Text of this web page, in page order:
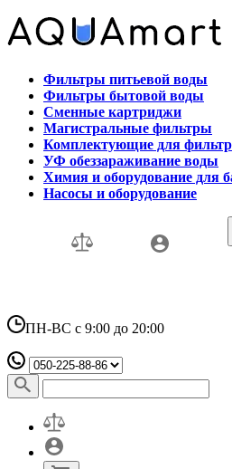
Фильтры питьевой воды
Фильтры бытовой воды
Сменные картриджи
Магистральные фильтры
Комплектующие для
УФ обеззараживание воды
Химия и оборудование для
Насосы и оборудование
ПН-ВС с 9:00 до 20:00